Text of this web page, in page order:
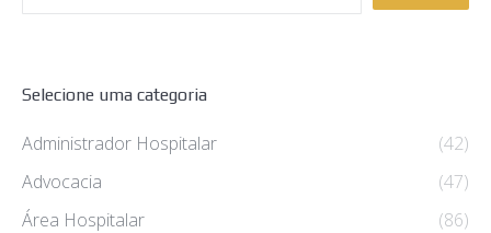
Selecione uma categoria
Administrador Hospitalar
(42)
Advocacia
(47)
Área Hospitalar
(86)